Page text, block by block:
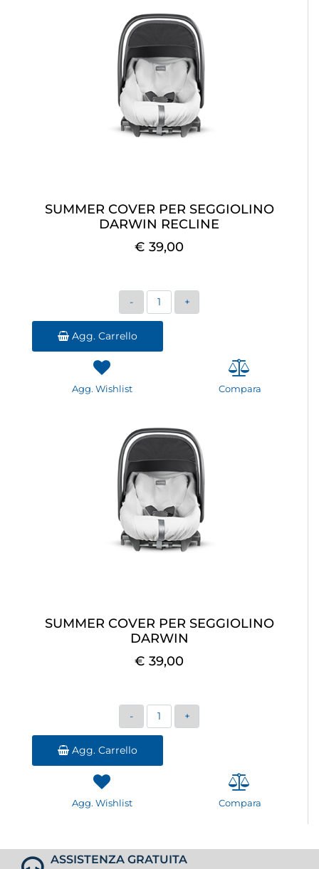
SUMMER COVER PER SEGGIOLINO
DARWIN RECLINE
€ 39,00
Quantità
Agg. Carrello
Agg. Wishlist Compara
SUMMER COVER PER SEGGIOLINO
DARWIN
€ 39,00
Quantità
Agg. Carrello
Agg. Wishlist Compara
ASSISTENZA GRATUITA